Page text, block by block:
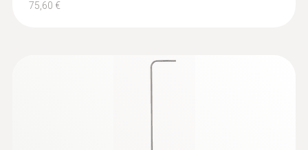
pression différentielle
75,60 €